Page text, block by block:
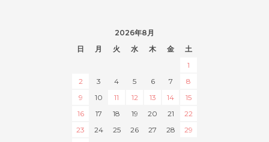
2026年8月
日
月 火 水 木 金
土
1
2
3 4 5 6 7
8
9
10 11 12 13 14
15
16
17 18 19 20 21
22
23
24 25 26 27 28
29